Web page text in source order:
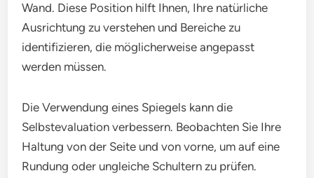
Wand. Diese Position hilft Ihnen, Ihre natürliche
Ausrichtung zu verstehen und Bereiche zu
identifizieren, die möglicherweise angepasst
werden müssen.
Die Verwendung eines Spiegels kann die
Selbstevaluation verbessern. Beobachten Sie Ihre
Haltung von der Seite und von vorne, um auf eine
Rundung oder ungleiche Schultern zu prüfen.